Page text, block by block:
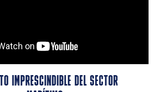
IMPRESCINDIBLE DEL SECTOR